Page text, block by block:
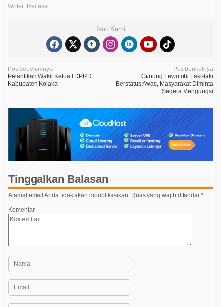
Writer: Redaksi
Ikuti Kami
N
a
i
i
p
o
s
Pos sebelumnya
Pelantikan Wakil Ketua l DPRD
Kabupaten Kolaka
Pos berikutnya
Gunung Lewotobi Laki-laki
Berstatus Awas, Masyarakat Diminta
Segera Mengungsi
Tinggalkan Balasan
Alamat email Anda tidak akan dipublikasikan. Ruas yang wajib ditandai *
Komentar